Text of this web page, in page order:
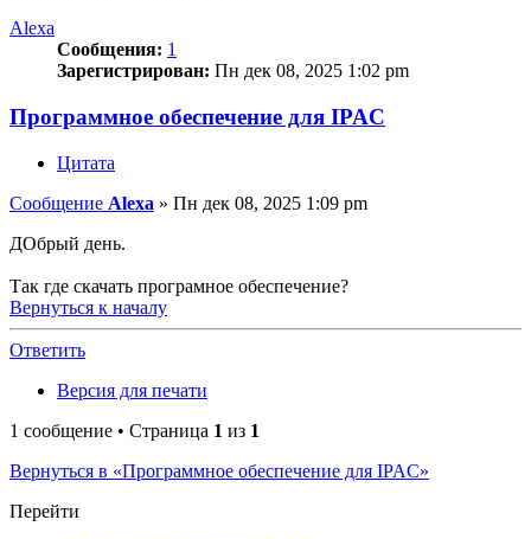
Alexa
Сообщения: 1
Зарегистрирован: Пн дек 08, 2025 1:02 pm
Программное обеспечение для IPAC
Цитата
Сообщение Alexa » Пн дек 08, 2025 1:09 pm
ДОбрый день.
Так где скачать програмное обеспечение?
Вернуться к началу
Ответить
Версия для печати
1 сообщение • Страница 1 из 1
Вернуться в «Программное обеспечение для IPAC»
Перейти